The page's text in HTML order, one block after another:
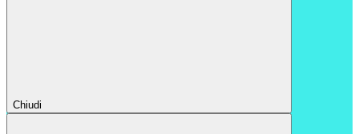
Chiudi